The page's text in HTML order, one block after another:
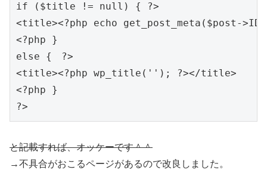
if ($title != null) { ?>
<title><?php echo
<?php }
else {　?>
<title><?php wp_title(''); ?></title>
<?php }
と記載すれば、オッケーです＾＾
→不具合がおこるページがあるので改良しました。